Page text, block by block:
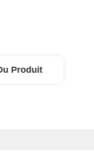
Produit